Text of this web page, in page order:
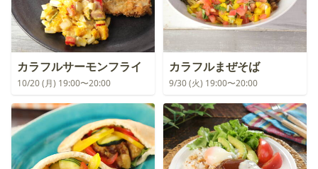
カラフルサーモンフライ
10/20 (月) 19:00〜20:00
カラフルまぜそば
9/30 (火) 19:00〜20:00